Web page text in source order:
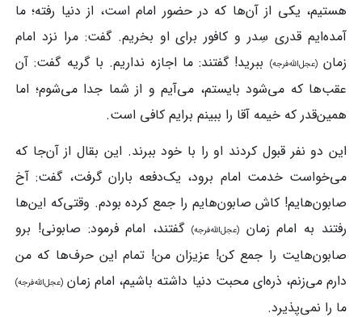
هستیم، یکی از آن‌ها که در حضور امام است، از دنیا رفته‌؛ ما
آمده‌ایم قدری سِدر و کافور برای او بخریم. گفت: مرا نزد امام
زمان(عجل‌الله‌فرجه) ببرید! گفتند: ما اجازه نداریم. با گریه گفت: آن
عقب‌ها که می‌شود بایستم، می‌آیم و از شما جدا می‌شوم؛ اما
همین‌قدر که خیمه آقا را ببینم برایم کافی است.
این دو نفر قبول کردند او را با خود ببرند. این بقال از آن‌جا که
می‌خواست خدمت امام برود، یک‌دفعه باران گرفت، گفت: آخ
صابون‌هایم! کاش صابون‌هایم را جمع کرده بودم. وقتی‌که این‌ها
رفتند به امام زمان(عجل‌الله‌فرجه) گفتند، امام فرمود: صابونی! برو
صابون‌هایت را جمع‌ کن! عزیزان من! تمام این حرف‌ها که من
دارم می‌زنم، ذره‌ای محبت‌ دنیا داشته‌ باشیم، امام زمان (عجل‌الله‌فرجه)
ما را نمی‌پذیرد.